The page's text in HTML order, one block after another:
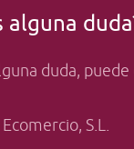
alguna
duda,
S.L.